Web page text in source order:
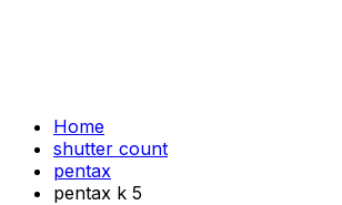
Home
shutter count
pentax
pentax k 5